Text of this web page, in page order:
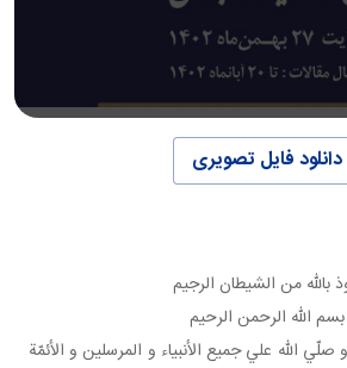
دانلود فایل تصویری
بالله من الشيطان الرجيم
بسم الله الرحمن الرحيم
الله علي جميع الأنبياء و المرسلين و الأئمّة